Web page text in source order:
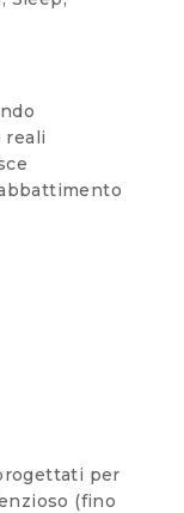
reali
per
(fino